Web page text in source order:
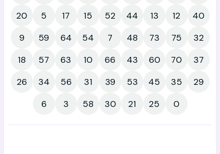
20
5 17 15 52 44 13 12
40
9
59 64 54 7 48 73 75
32
18
57 63 10 66 43 60 70
37
26
34 56 31 39 53 45 35
29
6
3 58 30 21 25 0